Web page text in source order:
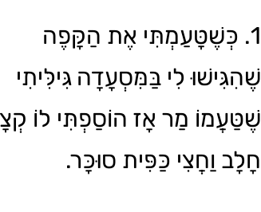
1. כְּשֶׁטָּעַמְתִּי אֶת הַקָּפֶה
שֶׁהִגִּישׁוּ לִי בַּמִּסְעָדָה גִּילִּיתִי
שֶׁטַּעֲמוֹ מַר אָז הוֹסַפְתִּי לוֹ
חָלָב וַחֲצִי כַּפִּית סוּכָּר.